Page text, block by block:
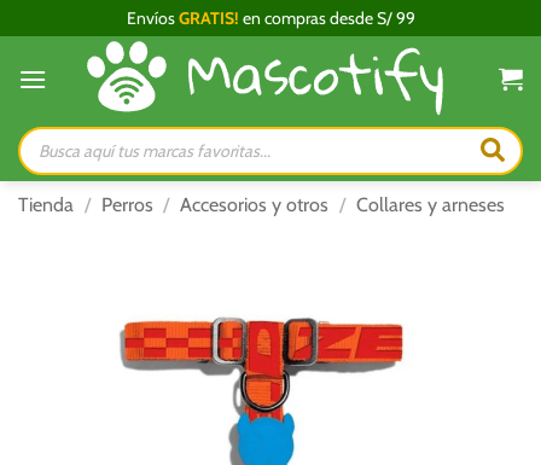
al
contenido
EnvíosGRATIS! en compras desde S/ 99
Búsqueda
de
productos
Tienda / Perros / Accesorios y otros / Collares y arneses